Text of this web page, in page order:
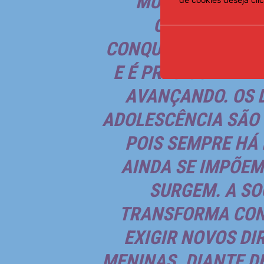
CRIANÇAS E
CONQUISTAS QUE
E É PRECISO
AVANÇANDO. OS
ADOLESCÊNCIA
POIS SEMPRE HÁ
AINDA SE
SURGEM. A
TRANSFORMA
EXIGIR NOVOS